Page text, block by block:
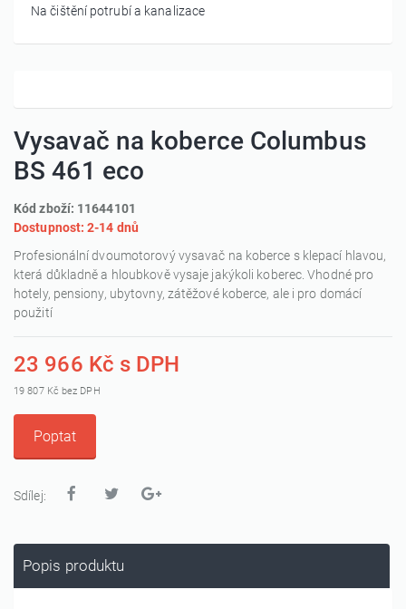
Na čištění potrubí a kanalizace
Vysavač na koberce Columbus
BS 461 eco
Kód zboží: 11644101
Dostupnost: 2-14 dnů
Profesionální dvoumotorový vysavač na koberce s klepací hlavou,
která důkladně a hloubkově vysaje jakýkoli koberec. Vhodné pro
hotely, pensiony, ubytovny, zátěžové koberce, ale i pro domácí
použití
23 966 Kč s DPH
19 807 Kč bez DPH
Poptat
Sdílej:
Popis produktu